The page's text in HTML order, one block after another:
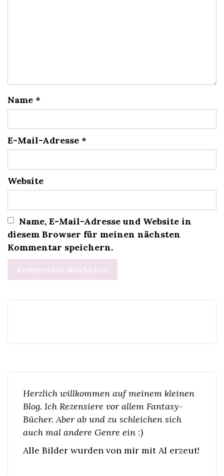
Name *
E-Mail-Adresse *
Website
Name, E-Mail-Adresse und Website in
diesem Browser für meinen nächsten
Kommentar speichern.
Herzlich willkommen auf meinem kleinen
Blog. Ich Rezensiere vor allem Fantasy-
Bücher. Aber ab und zu schleichen sich
auch mal andere Genre ein :)
Alle Bilder wurden von mir mit AI erzeut!